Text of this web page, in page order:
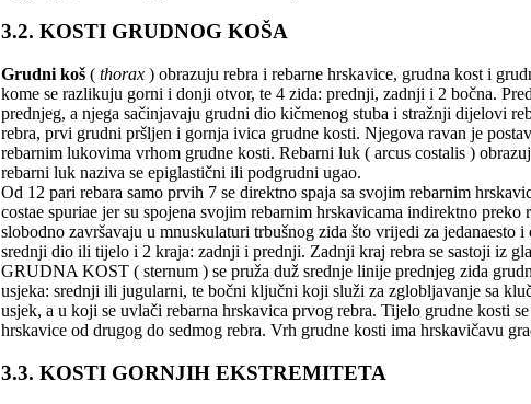
3.2. KOSTI GRUDNOG KOŠA
Grudni koš ( thorax ) obrazuju rebra i rebarne hrskavice, grudna kost i
kome se razlikuju gorni i donji otvor, te 4 zida: prednji, zadnji i 2 bočna.
prednjeg, a njega sačinjavaju grudni dio kičmenog stuba i stražnji dijelovi
rebra, prvi grudni pršljen i gornja ivica grudne kosti. Njegova ravan je
rebarnim lukovima vrhom grudne kosti. Rebarni luk ( arcus costalis )
rebarni luk naziva se epiglastični ili podgrudni ugao.
Od 12 pari rebara samo prvih 7 se direktno spaja sa svojim rebarnim
costae spuriae jer su spojena svojim rebarnim hrskavicama indirektno
slobodno završavaju u mnuskulaturi trbušnog zida što vrijedi za jedanaesto
srednji dio ili tijelo i 2 kraja: zadnji i prednji. Zadnji kraj rebra se sastoji iz
GRUDNA KOST ( sternum ) se pruža duž srednje linije prednjeg zida
usjeka: srednji ili jugularni, te bočni ključni koji služi za zglobljavanje sa
usjek, a u koji se uvlači rebarna hrskavica prvog rebra. Tijelo grudne kosti
hrskavice od drugog do sedmog rebra. Vrh grudne kosti ima hrskavičavu
3.3. KOSTI GORNJIH EKSTREMITETA